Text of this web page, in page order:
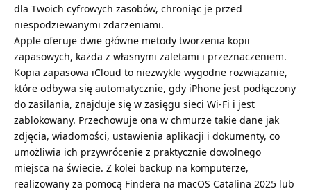
dla Twoich cyfrowych zasobów, chroniąc je przed
niespodziewanymi zdarzeniami.
Apple oferuje dwie główne metody tworzenia kopii
zapasowych, każda z własnymi zaletami i przeznaczeniem.
Kopia zapasowa iCloud to niezwykle wygodne rozwiązanie,
które odbywa się automatycznie, gdy iPhone jest podłączony
do zasilania, znajduje się w zasięgu sieci Wi-Fi i jest
zablokowany. Przechowuje ona w chmurze takie dane jak
zdjęcia, wiadomości, ustawienia aplikacji i dokumenty, co
umożliwia ich przywrócenie z praktycznie dowolnego
miejsca na świecie. Z kolei backup na komputerze,
realizowany za pomocą Findera na macOS Catalina 2025 lub